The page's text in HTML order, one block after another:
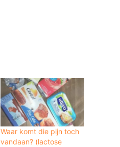
Waar komt die pijn toch
vandaan? (lactose